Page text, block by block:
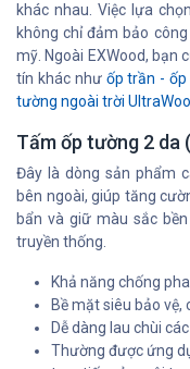
khác nhau. Việc lựa
không chỉ đảm bảo
mỹ. Ngoài EXWood, bạn
tín khác như ốp trần -
tường ngoài trời
Tấm ốp tường 2 da
Đây là dòng sản phẩm
bên ngoài, giúp tăng
bẩn và giữ màu sắc
truyền thống.
Khả năng chống
Bề mặt siêu bảo vệ,
Dễ dàng lau chùi
Thường được ứng